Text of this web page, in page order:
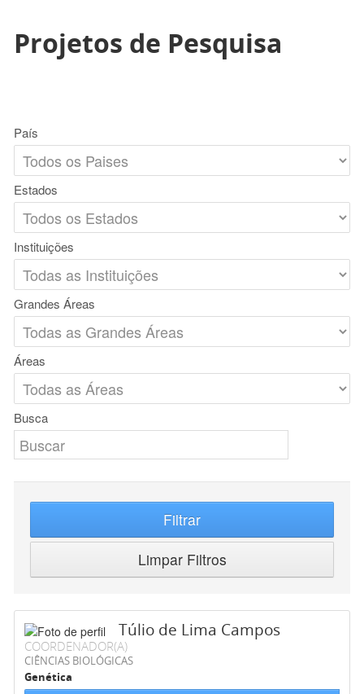
Projetos de Pesquisa
País
Estados
Instituições
Grandes Áreas
Áreas
Busca
Filtrar
Limpar Filtros
Túlio de Lima Campos
COORDENADOR(A)
CIÊNCIAS BIOLÓGICAS
Genética